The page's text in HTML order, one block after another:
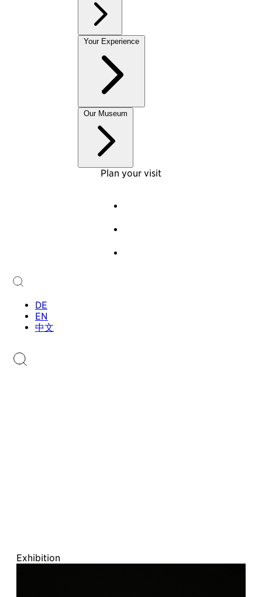
Our Museums
NationalMuseum
TreasureChamber
PostalMuseum
FarmhouseMuseum
To enjoy and take away
MuseumShop
OnlineShop
CastleCafé
Your Experience
Exhibitions
Current Exhibitions
Future Exhibitions
Past Exhibitions
Virtual Tour
Events
Audioguide
Our Museum
About Us
Team
Newsletter
Plan your visit
DE
EN
中文
Exhibition